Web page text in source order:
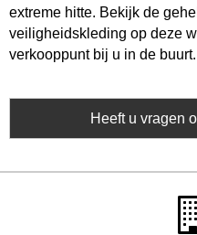
extreme hitte. Bekijk de
veiligheidskleding op deze
verkooppunt bij u in de buurt.
Heeft u vragen